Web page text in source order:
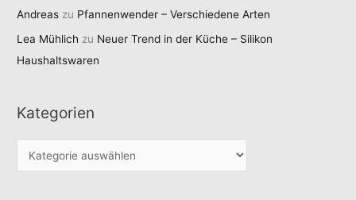
Andreas zu Pfannenwender – Verschiedene Arten
Lea Mühlich zu Neuer Trend in der Küche – Silikon
Haushaltswaren
Kategorien
a